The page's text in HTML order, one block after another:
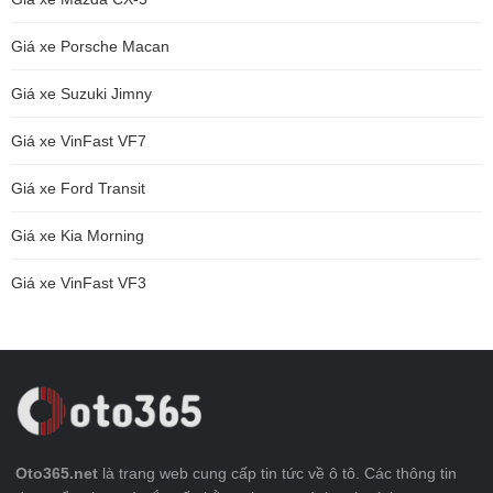
Giá xe Porsche Macan
Giá xe Suzuki Jimny
Giá xe VinFast VF7
Giá xe Ford Transit
Giá xe Kia Morning
Giá xe VinFast VF3
Oto365.net là trang web cung cấp tin tức về ô tô. Các thông tin